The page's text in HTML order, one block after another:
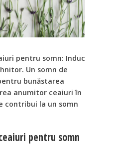
pentru somn: Induc
Un somn de
bunăstarea
anumitor ceaiuri în
contribui la un somn
pentru somn